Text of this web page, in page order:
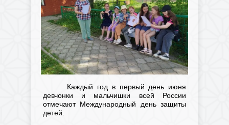
Каждый год в первый день июня
девчонки и мальчишки всей России
отмечают Международный день защиты
детей.